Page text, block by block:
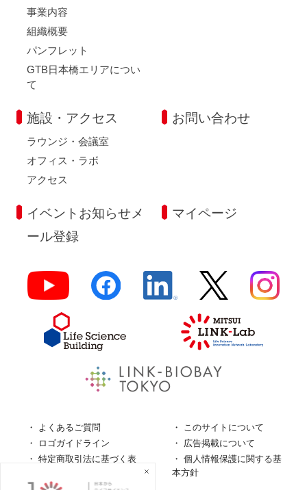
事業内容
組織概要
パンフレット
GTB日本橋エリアについ
て
施設・アクセス
ラウンジ・会議室
オフィス・ラボ
アクセス
お問い合わせ
イベントお知らせメ
ール登録
マイページ
よくあるご質問
このサイトについて
ロゴガイドライン
広告掲載について
特定商取引法に基づく表
個人情報保護に関する基
本方針